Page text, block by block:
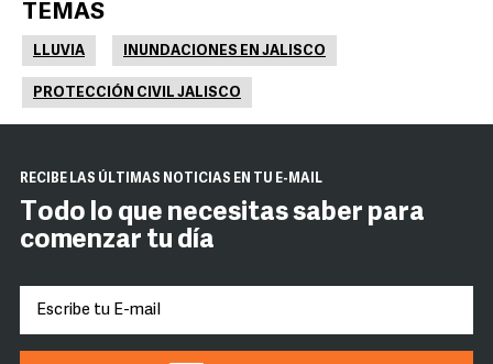
TEMAS
LLUVIA INUNDACIONES EN JALISCO
PROTECCIÓN CIVIL JALISCO
RECIBE LAS ÚLTIMAS NOTICIAS EN TU E-MAIL
Todo lo que necesitas saber para
comenzar tu día